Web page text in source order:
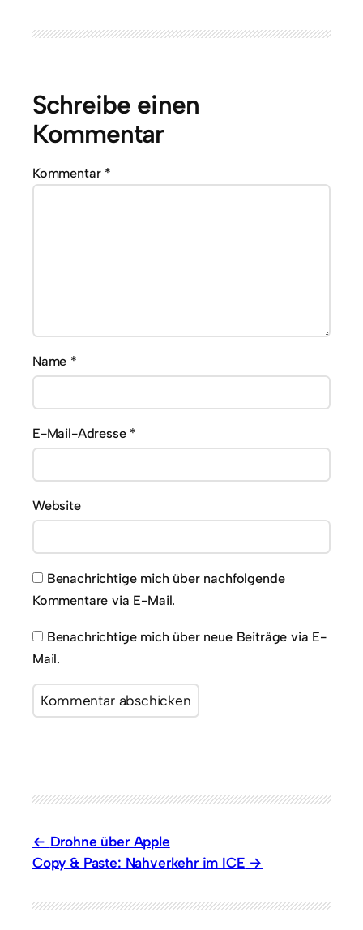
Schreibe einen
Kommentar
Kommentar *
Name *
E-Mail-Adresse *
Website
Benachrichtige mich über nachfolgende
Kommentare via E-Mail.
Benachrichtige mich über neue Beiträge via E-
Mail.
Drohne über Apple
Copy & Paste: Nahverkehr im ICE